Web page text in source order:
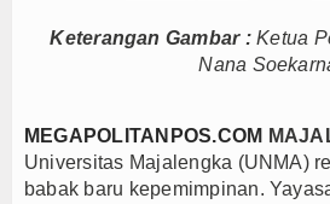
Bupati Majalengka
Persib Gagal
Bupati Majalengka
Ateng Sutisna
Keterangan Gambar :Ketua
Nana
MEGAPOLITANPOS.COM
Universitas Majalengka (UNMA)
babak baru kepemimpinan.